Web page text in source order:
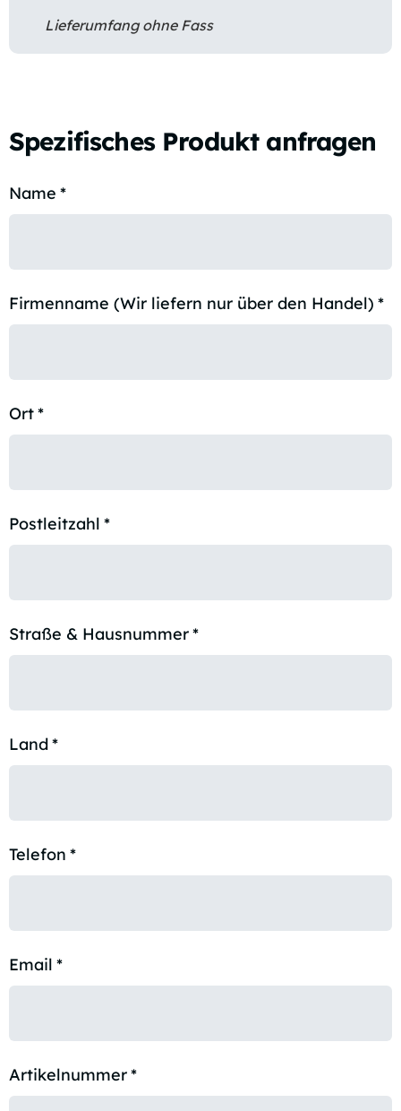
Lieferumfang ohne Fass
Spezifisches Produkt anfragen
Name *
Firmenname (Wir liefern nur über den Handel) *
Ort*
Postleitzahl *
Straße & Hausnummer*
Land*
Telefon *
Email *
Artikelnummer*